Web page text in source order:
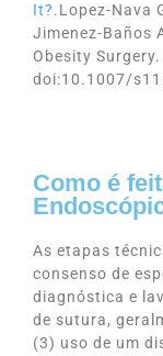
It?.Lopez-Nava
Jimenez-Baños
Obesity
doi:10.1007/
Como é
As etapas
consenso de
diagnóstica e
de sutura,
(3) uso de um